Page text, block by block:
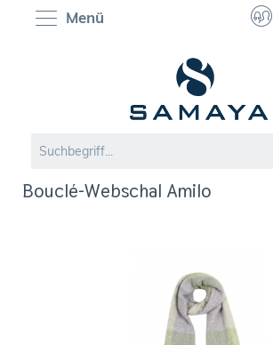
Menü
Bouclé-Webschal Amilo